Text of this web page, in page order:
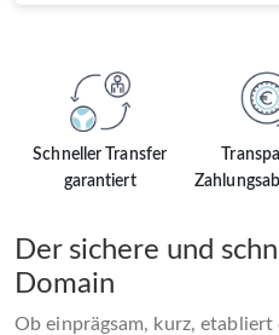
Schneller Transfer
garantiert
Der sichere und
Domain
Ob einprägsam, kurz,